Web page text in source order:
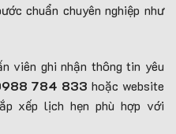
chuẩn chuyên nghiệp như
viên ghi nhận thông tin yêu
784 833 hoặc website
xếp lịch hẹn phù hợp với